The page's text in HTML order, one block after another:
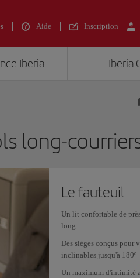
Aide Inscription
Iberia Iberia
long-
Le fauteuil
Un lit confortable de
long.
Des sièges conçus pour
inclinables jusqu'à 180º
Un maximum d'intimité